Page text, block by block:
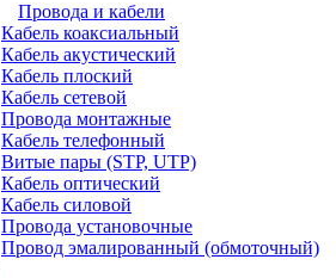
Провода и кабели
Кабель коаксиальный
Кабель акустический
Кабель плоский
Кабель сетевой
Провода монтажные
Кабель телефонный
Витые пары (STP, UTP)
Кабель оптический
Кабель силовой
Провода установочные
Провод эмалированный (обмоточный)